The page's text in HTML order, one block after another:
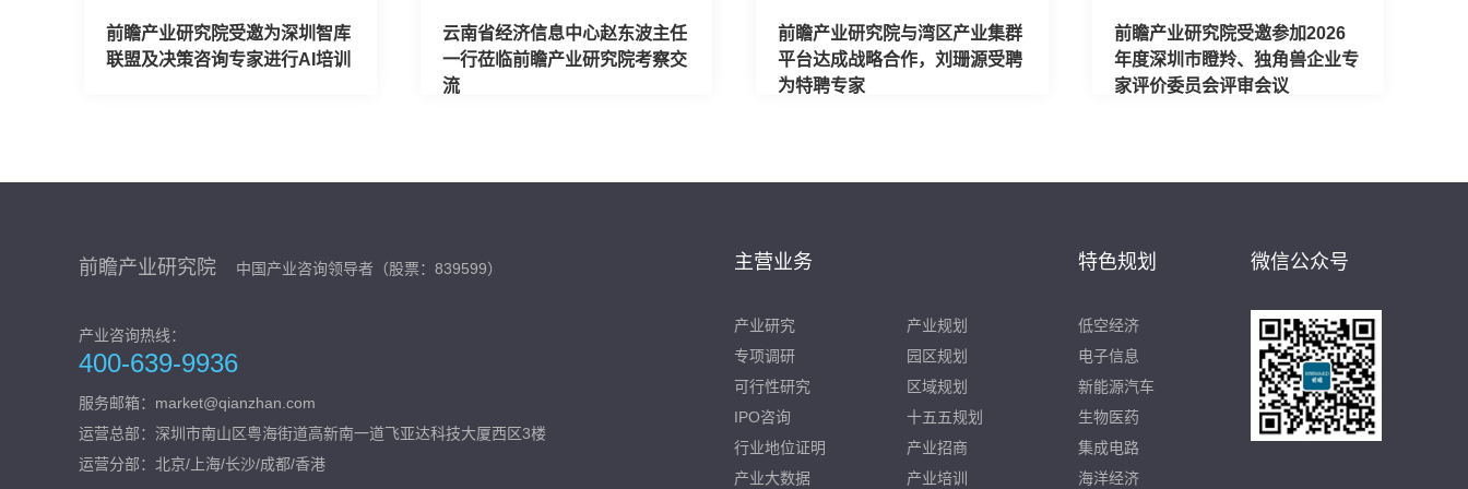
前瞻产业研究院受邀为深圳智库
联盟及决策咨询专家进行AI培训
云南省经济信息中心赵东波主任
一行莅临前瞻产业研究院考察交
流
前瞻产业研究院与湾区产业集群
平台达成战略合作，刘珊源受聘
为特聘专家
前瞻产业研究院受邀参加2026
年度深圳市瞪羚、独角兽企业专
家评价委员会评审会议
前瞻产业研究院 中国产业咨询领导者（股票：839599）
产业咨询热线：
400-639-9936
服务邮箱：market@qianzhan.com
运营总部： 深圳市南山区粤海街道高新南一道飞亚达科技大厦西区3楼
运营分部：北京/上海/长沙/成都/香港
主营业务
产业研究
专项调研
可行性研究
IPO咨询
行业地位证明
产业大数据
产业规划
园区规划
区域规划
十五五规划
产业招商
产业培训
特色规划
低空经济
电子信息
新能源汽车
生物医药
集成电路
海洋经济
微信公众号